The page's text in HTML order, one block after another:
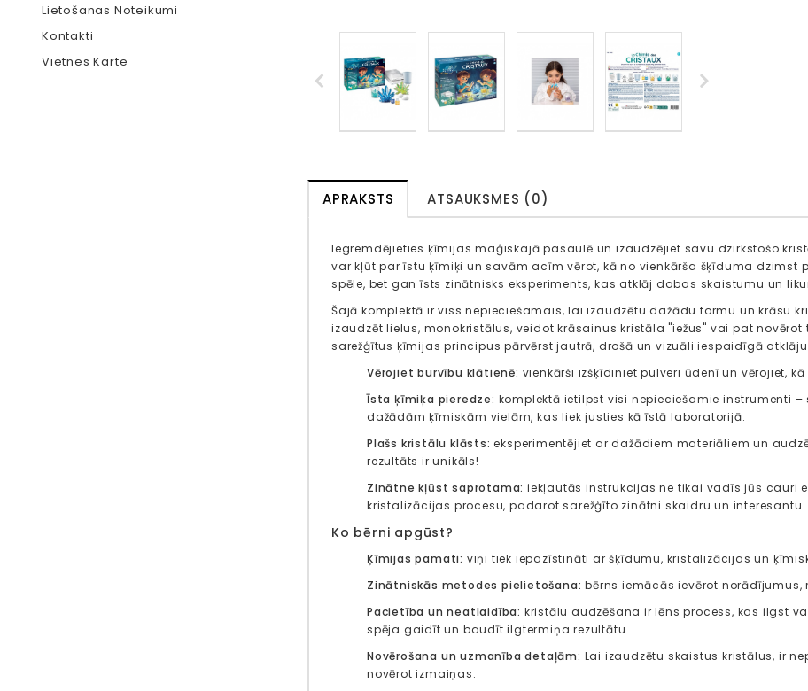
Lietošanas Noteikumi
Kontakti
Vietnes Karte
APRAKSTS ATSAUKSMES (0)
Iegremdējieties ķīmijas maģiskajā pasaulē un izaudzējiet savu dzirkstošo
var kļūt par īstu ķīmiķi un savām acīm vērot, kā no vienkārša šķīduma dzimst
spēle, bet gan īsts zinātnisks eksperiments, kas atklāj dabas skaistumu un
Šajā komplektā ir viss nepieciešamais, lai izaudzētu dažādu formu un krāsu
izaudzēt lielus, monokristālus, veidot krāsainus kristāla "iežus" vai pat
sarežģītus ķīmijas principus pārvērst jautrā, drošā un vizuāli iespaidīgā
Vērojiet burvību klātienē: vienkārši izšķīdiniet pulveri ūdenī un vērojiet,
Īsta ķīmiķa pieredze: komplektā ietilpst visi nepieciešamie instrumenti
dažādām ķīmiskām vielām, kas liek justies kā īstā laboratorijā.
Plašs kristālu klāsts: eksperimentējiet ar dažādiem materiāliem un
rezultāts ir unikāls!
Zinātne kļūst saprotama: iekļautās instrukcijas ne tikai vadīs jūs cauri
kristalizācijas procesu, padarot sarežģīto zinātni skaidru un interesantu.
Ko bērni apgūst?
Ķīmijas pamati: viņi tiek iepazīstināti ar šķīdumu, kristalizācijas un
Zinātniskās metodes pielietošana: bērns iemācās ievērot
Pacietība un neatlaidība: kristālu audzēšana ir lēns process, kas ilgst
spēja gaidīt un baudīt ilgtermiņa rezultātu.
Novērošana un uzmanība detaļām: Lai izaudzētu skaistus kristālus, ir
novērot izmaiņas.